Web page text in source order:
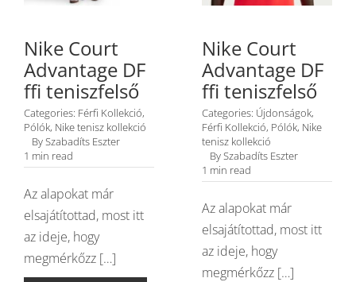
Nike Court
Advantage DF
ffi teniszfelső
Categories: Férfi Kollekció,
Pólók, Nike tenisz kollekció
BySzabadíts Eszter
1 min read
Az alapokat már
elsajátítottad, most itt
az ideje, hogy
megmérkőzz […]
Nike Court
Advantage DF
ffi teniszfelső
Categories: Újdonságok,
Férfi Kollekció, Pólók, Nike
tenisz kollekció
BySzabadíts Eszter
1 min read
Az alapokat már
elsajátítottad, most itt
az ideje, hogy
megmérkőzz […]